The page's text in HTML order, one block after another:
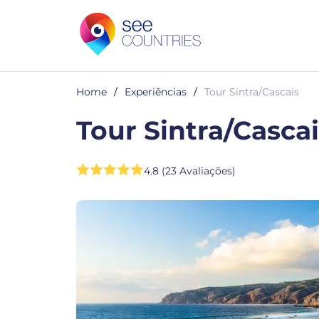
Home / Experiências / Tour Sintra/Cascais
Tour Sintra/
4.8 (23 Avaliações)